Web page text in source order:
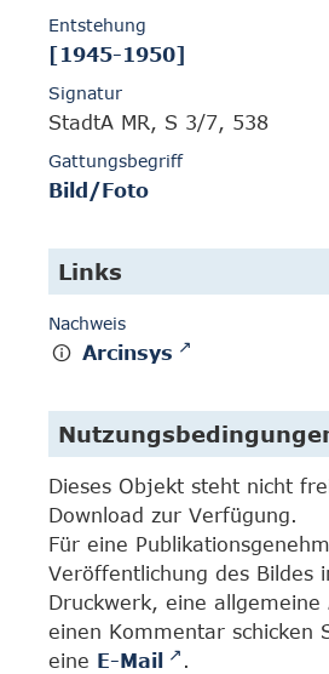
Entstehung
[1945-1950]
Signatur
StadtA MR, S 3/7, 538
Gattungsbegriff
Bild/Foto
Links
Nachweis
Arcinsys
Dieses Objekt steht nicht
Download zur Verfügung.
Für eine
Veröffentlichung des Bildes
Druckwerk, eine
einen Kommentar schicken
eine E-Mail
.